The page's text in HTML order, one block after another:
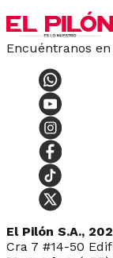
Encuéntranos en
El Pilón S.A.,
Cra 7 #14-50